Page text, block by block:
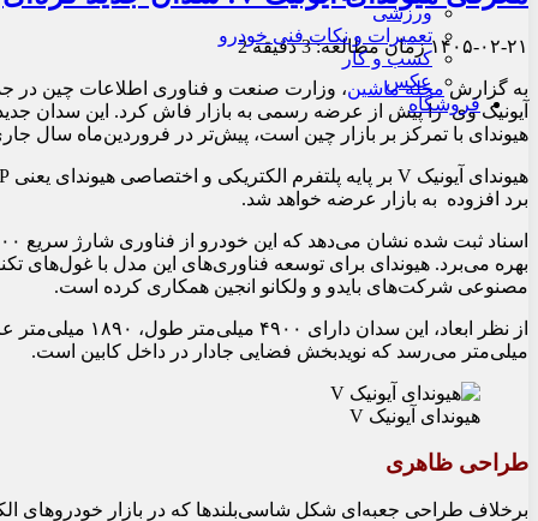
ورزشی
تعمیرات و نکات فنی خودرو
کسب و کار
عکس
فروشگاه
۱۴۰۵-۰۲-۲۱زمان مطالعه: 3 دقیقه 2
به گزارشمجله ماشین، وزارت صنعت و فناوری اطلاعات چین در
هیوندای با تمرکز بر بازار چین است، پیش‌تر در فروردین‌ماه سال جاری (آوریل ۲۰۲۶) در نمایشگاه خودرو پکن
برد افزوده به بازار عرضه خواهد شد.
بهره می‌برد. هیوندای برای توسعه فناوری‌های این مدل با غول‌های
مصنوعی شرکت‌های بایدو و ولکانو انجین همکاری کرده است.
میلی‌متر می‌رسد که نویدبخش فضایی جادار در داخل کابین است.
هیوندای آیونیک V
طراحی ظاهری